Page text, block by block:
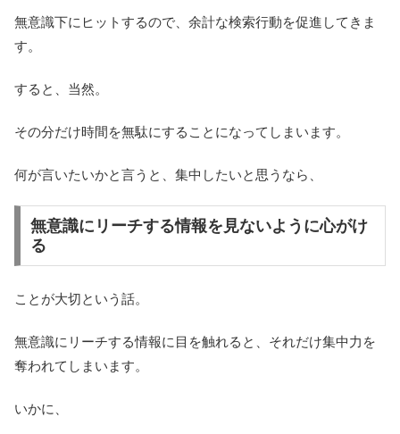
無意識下にヒットするので、余計な検索行動を促進してきま
す。
すると、当然。
その分だけ時間を無駄にすることになってしまいます。
何が言いたいかと言うと、集中したいと思うなら、
無意識にリーチする情報を見ないように心がけ
る
ことが大切という話。
無意識にリーチする情報に目を触れると、それだけ集中力を
奪われてしまいます。
いかに、